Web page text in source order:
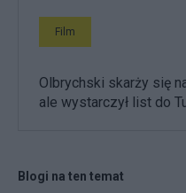
Film
Olbrychski skarży się
ale wystarczył list do
Blogi na ten temat